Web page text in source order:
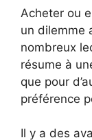
Acheter ou
un dilemme
nombreux
résume à
que pour
préférence
Il y a des